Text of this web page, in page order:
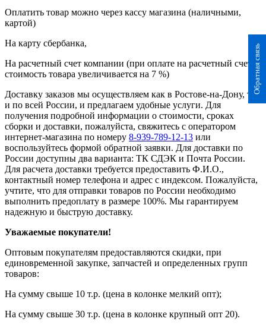
Обратная связь
Оплатить товар можно через кассу магазина (наличными,
картой)
На карту сбербанка,
На расчетный счет компании (при оплате на расчетный счет
стоимость товара увеличивается на 7 %)
Доставку заказов мы осуществляем как в Ростове-на-Дону, так
и по всей России, и предлагаем удобные услуги. Для
получения подробной информации о стоимости, сроках
сборки и доставки, пожалуйста, свяжитесь с оператором
интернет-магазина по номеру 8-939-789-12-13 или
воспользуйтесь формой обратной заявки. Для доставки по
России доступны два варианта: ТК СДЭК и Почта России.
Для расчета доставки требуется предоставить Ф.И.О.,
контактный номер телефона и адрес с индексом. Пожалуйста,
учтите, что для отправки товаров по России необходимо
выполнить предоплату в размере 100%. Мы гарантируем
надежную и быструю доставку.
Уважаемые покупатели!
Оптовым покупателям предоставляются скидки, при
единовременной закупке, запчастей и определенных групп
товаров:
На сумму свыше 10 т.р. (цена в колонке мелкий опт);
На сумму свыше 30 т.р. (цена в колонке крупный опт 20).